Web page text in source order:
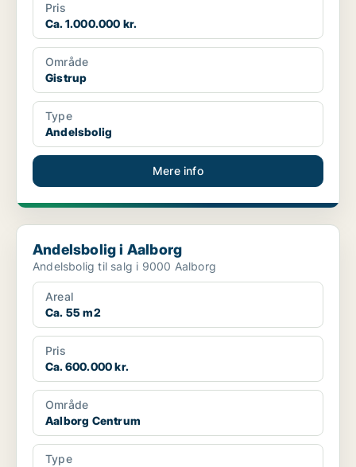
Pris
Ca. 1.000.000 kr.
Område
Gistrup
Type
Andelsbolig
Mere info
Andelsbolig i Aalborg
Andelsbolig i Aalborg
Andelsbolig til salg i 9000 Aalborg
Areal
Ca. 55 m2
Pris
Ca. 600.000 kr.
Område
Aalborg Centrum
Type